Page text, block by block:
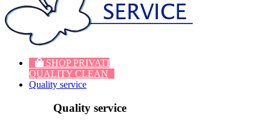
SHOP PRIVATI
QUALITY CLEAN
Quality service
Quality service